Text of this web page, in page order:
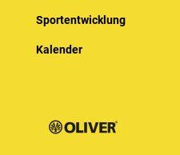
Sportentwicklung
Kalender